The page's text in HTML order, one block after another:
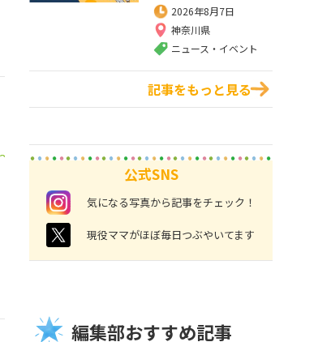
2026年8月7日
神奈川県
ニュース・イベント
記事をもっと見る
公式SNS
instagram 気になる写真から記事をチェック！
twitter 現役ママがほぼ毎日つぶやいてます
編集部おすすめ記事